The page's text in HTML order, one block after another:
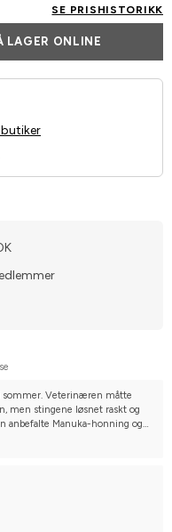
SE PRISHISTORIKK
LAGER ONLINE
Veterinæren måtte
men stingene løsnet raskt og
anbefalte Manuka-honning og
uke. Byttet forbinding og fylte
dag. Bandagerte med en
på plass. Kan virkelig anbefale!!